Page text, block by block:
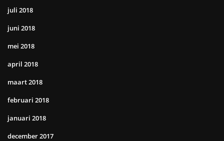
juli 2018
juni 2018
mei 2018
april 2018
maart 2018
februari 2018
januari 2018
december 2017